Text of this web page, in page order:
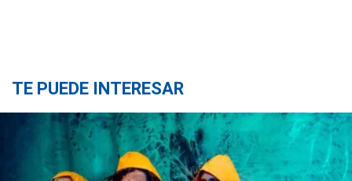
TE PUEDE INTERESAR